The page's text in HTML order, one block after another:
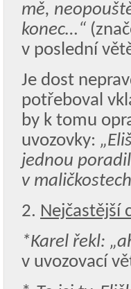
mě,
konec…“
v poslední
Je dost
potřeboval
by k tomu
uvozovky:
jednou poradil
v
2. Nejčastější
*Karel řekl:
v uvozovací